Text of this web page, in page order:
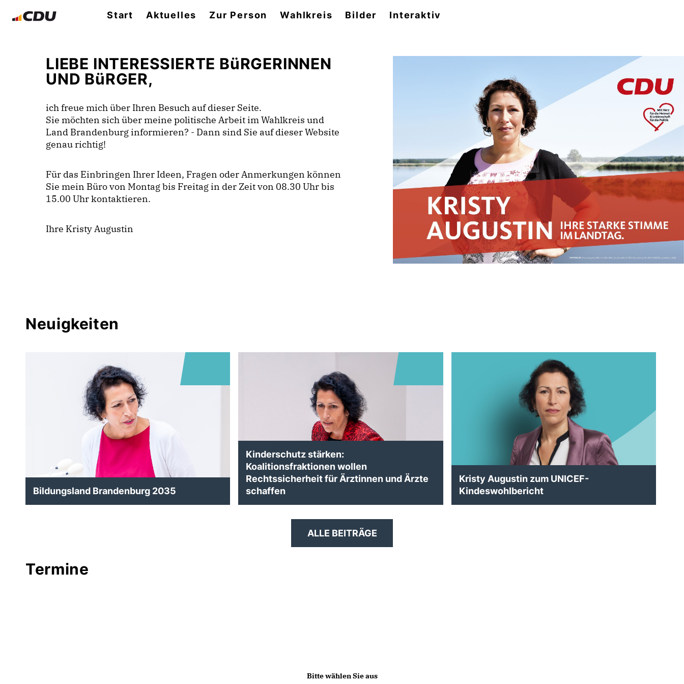
Start Aktuelles Zur Person Wahlkreis Bilder Interaktiv
LIEBE INTERESSIERTE BüRGERINNEN
UND BüRGER,
ich freue mich über Ihren Besuch auf dieser Seite.
Sie möchten sich über meine politische Arbeit im Wahlkreis und
Land Brandenburg informieren? - Dann sind Sie auf dieser Website
genau richtig!
Für das Einbringen Ihrer Ideen, Fragen oder Anmerkungen können
Sie mein Büro von Montag bis Freitag in der Zeit von 08.30 Uhr bis
15.00 Uhr kontaktieren.
Ihre Kristy Augustin
Neuigkeiten
Bildungsland Brandenburg 2035
Kinderschutz stärken:
Koalitionsfraktionen wollen
Rechtssicherheit für Ärztinnen und Ärzte
schaffen
Kristy Augustin zum UNICEF-
Kindeswohlbericht
ALLE BEITRÄGE
Termine
Bitte wählen Sie aus